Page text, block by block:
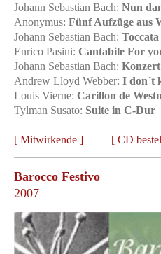
Johann Sebastian Bach: Nun
Anonymus: Fünf Aufzüge aus
Johann Sebastian Bach:
Enrico Pasini: Cantabile For
Johann Sebastian Bach:
Andrew Lloyd Webber: I don´t
Louis Vierne: Carillon de
Tylman Susato: Suite in C-Dur
[ Mitwirkende ] [ CD
Barocco Festivo
2007